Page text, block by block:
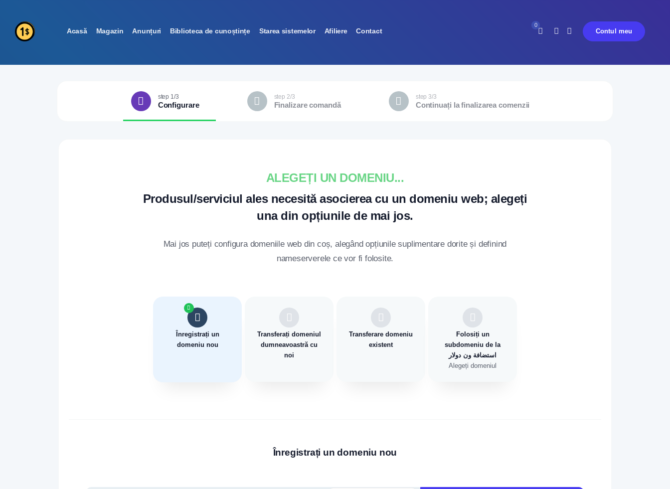
Acasă Magazin Anunțuri Biblioteca de cunoștințe Starea sistemelor Afiliere Contact
0
Contul meu
step 1/3
Configurare
step 2/3
Finalizare comandă
step 3/3
Continuați la finalizarea comenzii
ALEGEȚI UN DOMENIU...
Produsul/serviciul ales necesită asocierea cu un domeniu web; alegeți
una din opțiunile de mai jos.
Mai jos puteți configura domeniile web din coș, alegând opțiunile suplimentare dorite și definind
nameserverele ce vor fi folosite.
Înregistrați un
domeniu nou
Transferați domeniul
dumneavoastră cu
noi
Transferare domeniu
existent
Folosiți un
subdomeniu de la
استضافة ون دولار
Alegeți domeniul
Înregistrați un domeniu nou